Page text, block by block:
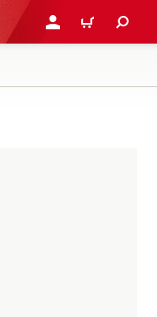
ログイン・新規オンライ
カート